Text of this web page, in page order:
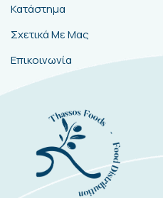
Κατάστημα
Σχετικά Με Μας
Επικοινωνία